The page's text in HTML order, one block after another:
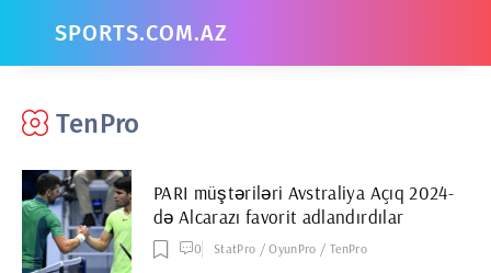
SPORTS.COM.AZ
TenPro
PARI müştəriləri Avstraliya Açıq 2024-
də Alcarazı favorit adlandırdılar
0 StatPro / OyunPro / TenPro